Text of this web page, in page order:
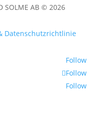
SOLME AB © 2026
Datenschutzrichtlinie
Follow
Follow
Follow